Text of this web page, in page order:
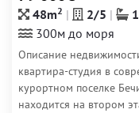
48m2 2/5
1
300м до моря
Описание
квартира-студия в
курортном поселке
находится на втором